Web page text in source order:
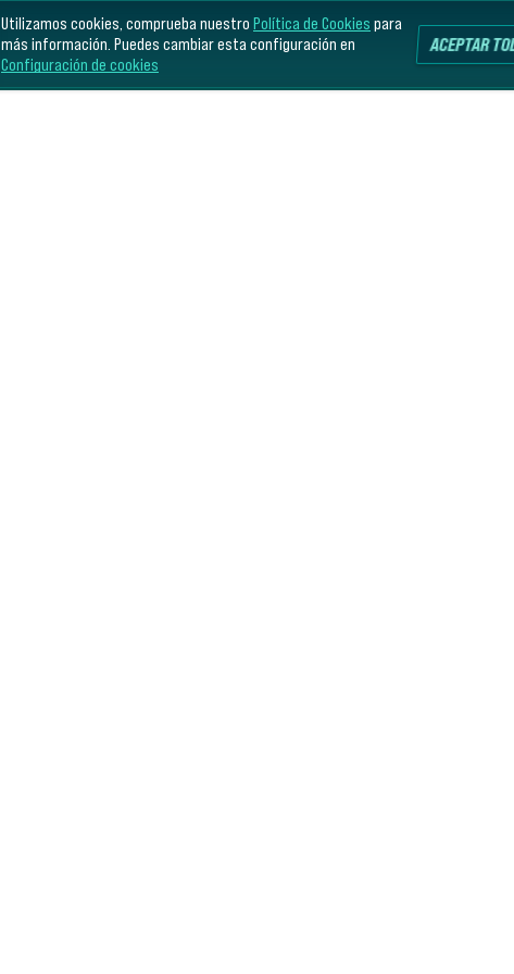
Utilizamos cookies, comprueba nuestro Política de Cookies para
más información. Puedes cambiar esta configuración en
Configuración de cookies
ACEPTAR